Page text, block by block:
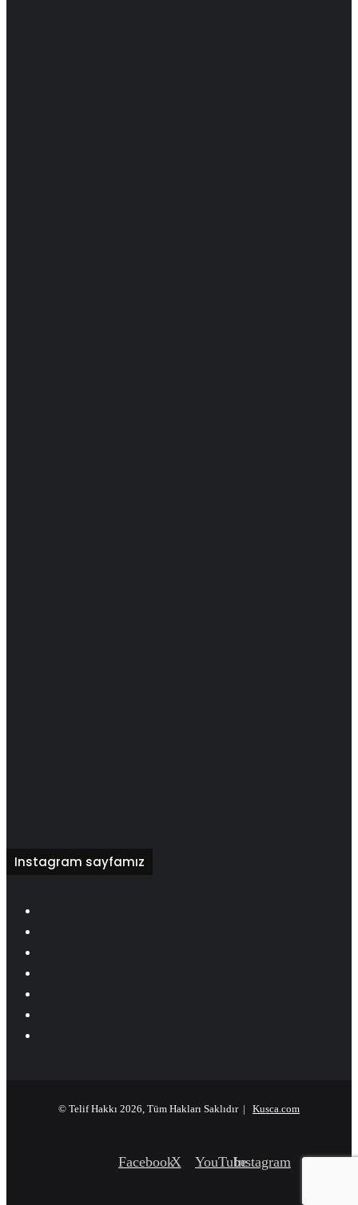
Instagram sayfamız
© Telif Hakkı 2026, Tüm Hakları Saklıdır | Kusca.com
FacebookX YouTubeInstagram